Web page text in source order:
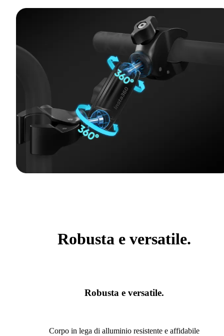
Robusta e versatile.
Robusta e versatile.
Corpo in lega di alluminio resistente e affidabile